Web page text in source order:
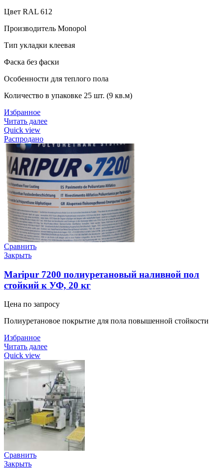
Цвет RAL 612
Производитель Monopol
Тип укладки клеевая
Фаска без фаски
Особенности для теплого пола
Количество в упаковке 25 шт. (9 кв.м)
Избранное
Читать далее
Quick view
Распродано
Сравнить
Закрыть
Maripur 7200 полиуретановый наливной пол
стойкий к УФ, 20 кг
Цена по запросу
Полиуретановое покрытие для пола повышенной стойкости
Избранное
Читать далее
Quick view
Сравнить
Закрыть